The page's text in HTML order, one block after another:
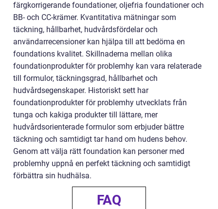
färgkorrigerande foundationer, oljefria foundationer och
BB- och CC-krämer. Kvantitativa mätningar som
täckning, hållbarhet, hudvårdsfördelar och
användarrecensioner kan hjälpa till att bedöma en
foundations kvalitet. Skillnaderna mellan olika
foundationprodukter för problemhy kan vara relaterade
till formulor, täckningsgrad, hållbarhet och
hudvårdsegenskaper. Historiskt sett har
foundationprodukter för problemhy utvecklats från
tunga och kakiga produkter till lättare, mer
hudvårdsorienterade formulor som erbjuder bättre
täckning och samtidigt tar hand om hudens behov.
Genom att välja rätt foundation kan personer med
problemhy uppnå en perfekt täckning och samtidigt
förbättra sin hudhälsa.
FAQ